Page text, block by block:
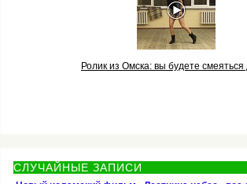
Ролик из Омска: вы будете смеяться
СЛУЧАЙНЫЕ ЗАПИСИ